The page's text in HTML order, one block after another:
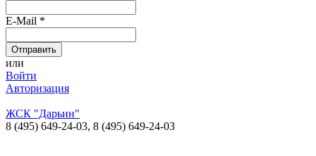
E-Mail *
или
Войти
Авторизация
ЖСК "Дарьин"
8 (495) 649-24-03, 8 (495) 649-24-03